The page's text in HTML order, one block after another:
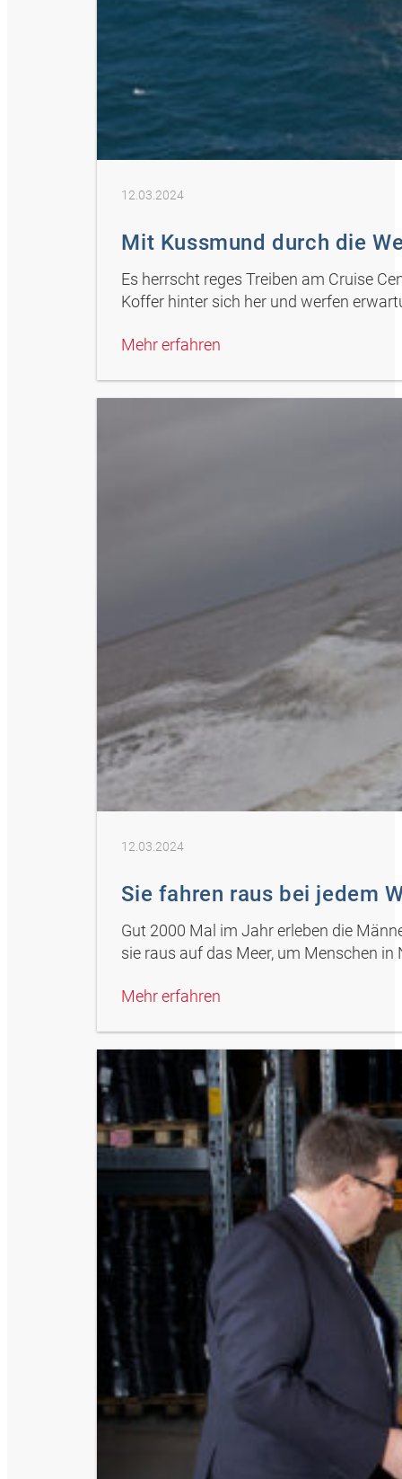
12.03.2024
Mit Kussmund durch die
Es herrscht reges Treiben am Cruise
Koffer hinter sich her und werfen
Mehr erfahren
12.03.2024
Sie fahren raus bei jedem
Gut 2000 Mal im Jahr erleben die
sie raus auf das Meer, um Menschen
Mehr erfahren